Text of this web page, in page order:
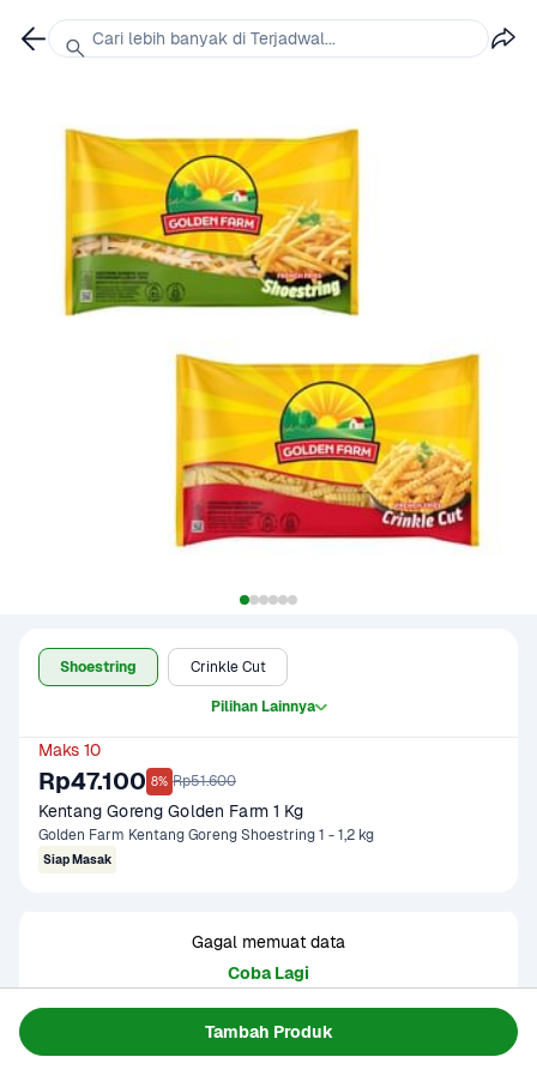
Tambah Produk
Shoestring Crinkle Cut
Pilihan Lainnya
Maks 10
Rp47.100 8% Rp51.600
Kentang Goreng Golden Farm 1 Kg
Golden Farm Kentang Goreng Shoestring 1 - 1,2 kg
Siap Masak
Gagal memuat data
Coba Lagi
Informasi Produk
Cari lebih banyak di Terjadwal...